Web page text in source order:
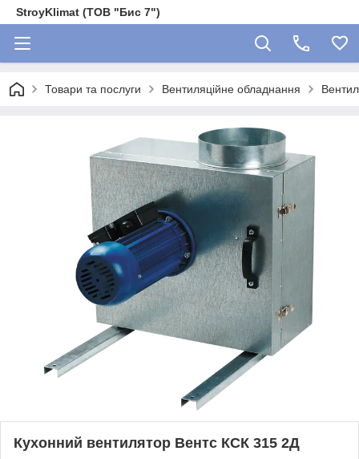
StroyKlimat (ТОВ "Бис 7")
Товари та послуги Вентиляційне обладнання
Кухонний вентилятор Вентс КСК 315 2Д